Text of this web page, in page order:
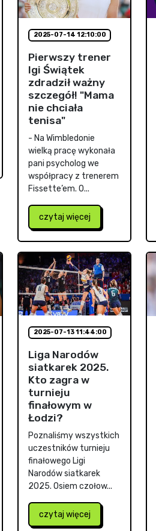
2025-07-14 12:10:00
Pierwszy trener
Igi Świątek
zdradził ważny
szczegół! "Mama
nie chciała
tenisa"
- Na Wimbledonie
wielką pracę wykonała
pani psycholog we
współpracy z trenerem
Fissette’em. O...
czytaj więcej
2025-07-13 11:44:00
Liga Narodów
siatkarek 2025.
Kto zagra w
turnieju
finałowym w
Łodzi?
Poznaliśmy wszystkich
uczestników turnieju
finałowego Ligi
Narodów siatkarek
2025. Osiem czołow...
czytaj więcej